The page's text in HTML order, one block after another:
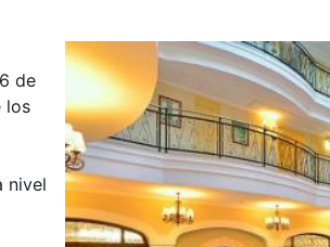
de
los
nivel